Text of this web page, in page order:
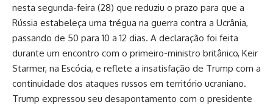
nesta segunda-feira (28) que reduziu o prazo para que a
Rússia estabeleça uma trégua na guerra contra a Ucrânia,
passando de 50 para 10 a 12 dias. A declaração foi feita
durante um encontro com o primeiro-ministro britânico, Keir
Starmer, na Escócia, e reflete a insatisfação de Trump com a
continuidade dos ataques russos em território ucraniano.
Trump expressou seu desapontamento com o presidente